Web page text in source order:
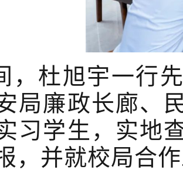
，杜旭宇一行
局廉政长廊、
习学生，实地
，并就校局合